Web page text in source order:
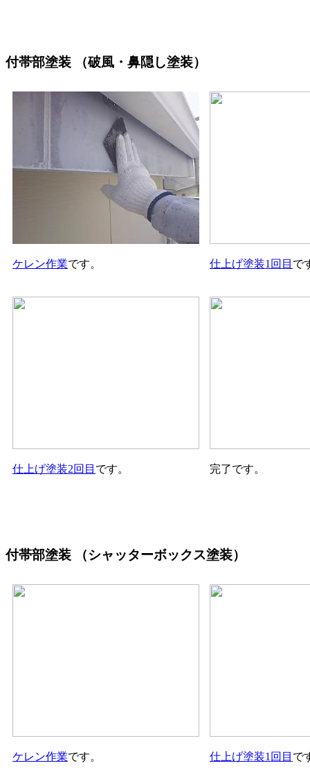
付帯部塗装 （破風・鼻隠し塗装）
ケレン作業です。 仕上げ塗装1回目 で
仕上げ塗装2回目 です。 完了です。
付帯部塗装 （シャッターボックス塗装）
ケレン作業です。 仕上げ塗装1回目 で